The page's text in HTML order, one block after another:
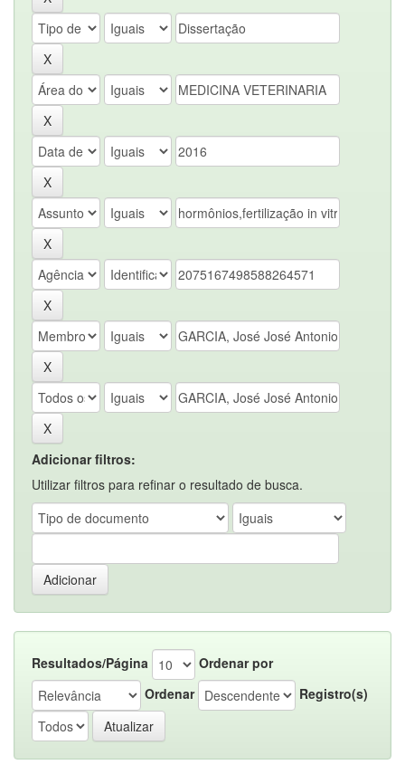
Adicionar filtros:
Utilizar filtros para refinar o resultado de busca.
Resultados/Página
Ordenar por
Ordenar
Registro(s)